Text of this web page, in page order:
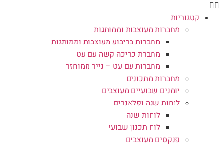
קטגוריות
מחברות מעוצבות וממותגות
מחברות בריבוע מעוצבות וממותגות
מחברת כריכה קשה עם עט
מחברות עם עט – נייר ממוחזר
מחברות מתכונים
יומנים שבועיים מעוצבים
לוחות שנה ופלאנרים
לוחות שנה
לוח תכנון שבועי
פנקסים מעוצבים